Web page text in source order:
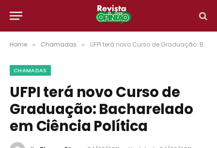
Home » Chamadas » UFPI terá novo Curso de Graduação: Bacharelado em Ciência Política
CHAMADAS
UFPI terá novo Curso de
Graduação: Bacharelado
em Ciência Política